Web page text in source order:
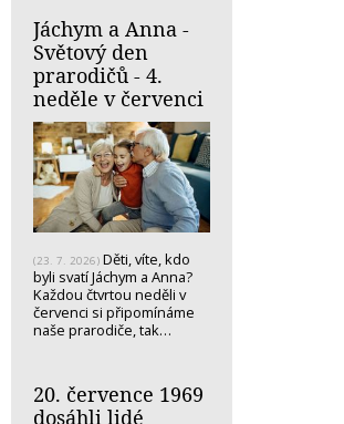
Jáchym a Anna -
Světový den
prarodičů - 4.
neděle v červenci
(23. 7. 2026) Děti, víte, kdo
byli svatí Jáchym a Anna?
Každou čtvrtou neděli v
červenci si připomínáme
naše prarodiče, tak…
20. července 1969
dosáhli lidé